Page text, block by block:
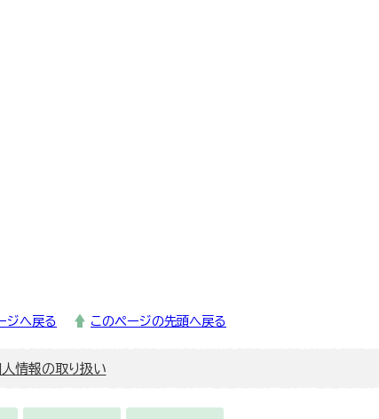
ジへ戻る このページの先頭へ戻る
情報の取り扱い